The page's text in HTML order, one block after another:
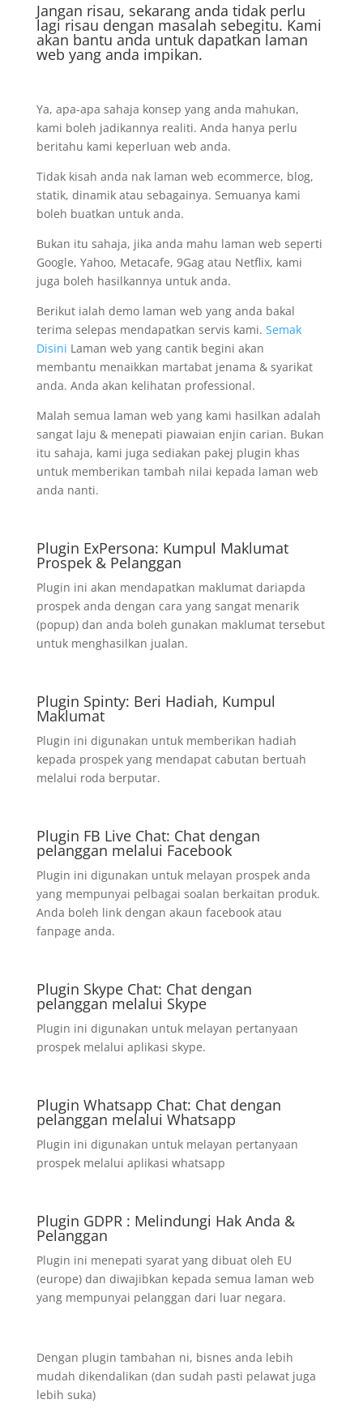
Jangan risau, sekarang anda tidak perlu
lagi risau dengan masalah sebegitu. Kami
akan bantu anda untuk dapatkan laman
web yang anda impikan.
Ya, apa-apa sahaja konsep yang anda mahukan,
kami boleh jadikannya realiti. Anda hanya perlu
beritahu kami keperluan web anda.
Tidak kisah anda nak laman web ecommerce, blog,
statik, dinamik atau sebagainya. Semuanya kami
boleh buatkan untuk anda.
Bukan itu sahaja, jika anda mahu laman web seperti
Google, Yahoo, Metacafe, 9Gag atau Netflix, kami
juga boleh hasilkannya untuk anda.
Berikut ialah demo laman web yang anda bakal
terima selepas mendapatkan servis kami. Semak
Disini Laman web yang cantik begini akan
membantu menaikkan martabat jenama & syarikat
anda. Anda akan kelihatan professional.
Malah semua laman web yang kami hasilkan adalah
sangat laju & menepati piawaian enjin carian. Bukan
itu sahaja, kami juga sediakan pakej plugin khas
untuk memberikan tambah nilai kepada laman web
anda nanti.
Plugin ExPersona: Kumpul Maklumat
Prospek & Pelanggan
Plugin ini akan mendapatkan maklumat dariapda
prospek anda dengan cara yang sangat menarik
(popup) dan anda boleh gunakan maklumat tersebut
untuk menghasilkan jualan.
Plugin Spinty: Beri Hadiah, Kumpul
Maklumat
Plugin ini digunakan untuk memberikan hadiah
kepada prospek yang mendapat cabutan bertuah
melalui roda berputar.
Plugin FB Live Chat: Chat dengan
pelanggan melalui Facebook
Plugin ini digunakan untuk melayan prospek anda
yang mempunyai pelbagai soalan berkaitan produk.
Anda boleh link dengan akaun facebook atau
fanpage anda.
Plugin Skype Chat: Chat dengan
pelanggan melalui Skype
Plugin ini digunakan untuk melayan pertanyaan
prospek melalui aplikasi skype.
Plugin Whatsapp Chat: Chat dengan
pelanggan melalui Whatsapp
Plugin ini digunakan untuk melayan pertanyaan
prospek melalui aplikasi whatsapp
Plugin GDPR : Melindungi Hak Anda &
Pelanggan
Plugin ini menepati syarat yang dibuat oleh EU
(europe) dan diwajibkan kepada semua laman web
yang mempunyai pelanggan dari luar negara.
Dengan plugin tambahan ni, bisnes anda lebih
mudah dikendalikan (dan sudah pasti pelawat juga
lebih suka)